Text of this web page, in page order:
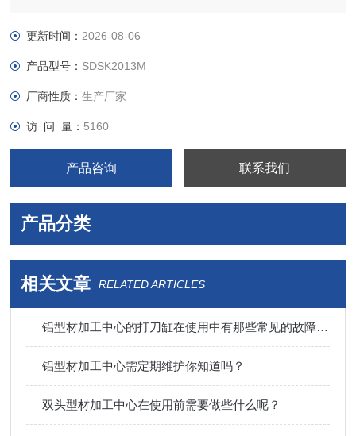
联轴器，汇川伺服电机，配电柜恒温系，
更新时间： 2026-08-06
产品型号： SDSK2013M
厂商性质：生产厂家
访 问 量： 5160
产品咨询 联系我们
产品分类
相关文章 RELATED ARTICLES
铝型材加工中心的打刀缸在使用中有那些常见的故障呢？
铝型材加工中心需定期维护你知道吗？
双头型材加工中心在使用前需要做些什么呢？